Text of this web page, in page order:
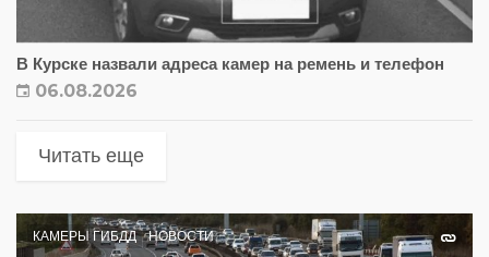
В Курске назвали адреса камер на ремень и телефон
06.08.2026
Читать еще
КАМЕРЫ ГИБДД НОВОСТИ